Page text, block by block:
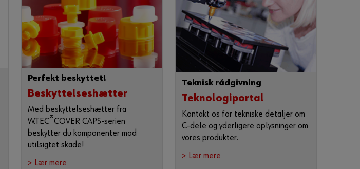
r
e
n
u
n
d
e
?
Perfekt beskyttet!
Beskyttelseshætter
Med beskyttelseshætter fra
W.TEC®COVER CAPS-serien
beskytter du komponenter mod
utilsigtet skade!
> Lær mere
Teknisk rådgivning
Teknologiportal
Kontakt os for tekniske detaljer om
C-dele og yderligere oplysninger om
vores produkter.
> Lær mere